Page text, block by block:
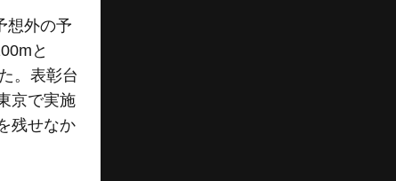
想外の予
と
。表彰台
京で実施
残せなか